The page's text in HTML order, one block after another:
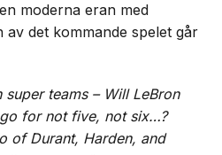
moderna eran med
av det kommande spelet går
super teams – Will LeBron
for not five, not six…?
of Durant, Harden, and